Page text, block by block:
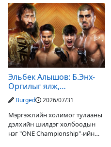
оруулагчдад худалдах
төслөөсөө татгалзахаар
шийдвэрлэснээ ФИФА-гийн
ерөнхийлөгч Жанни
Эльбек Алышов: Б.Энх-
Оргилыг ялж,
гэрийнхэндээ байшин
авч өгнө
Burged 2026/07/31
Мэргэжлийн холимог тулааны
дэлхийн шилдэг холбоодын
нэг "ONE Championship"-ийн